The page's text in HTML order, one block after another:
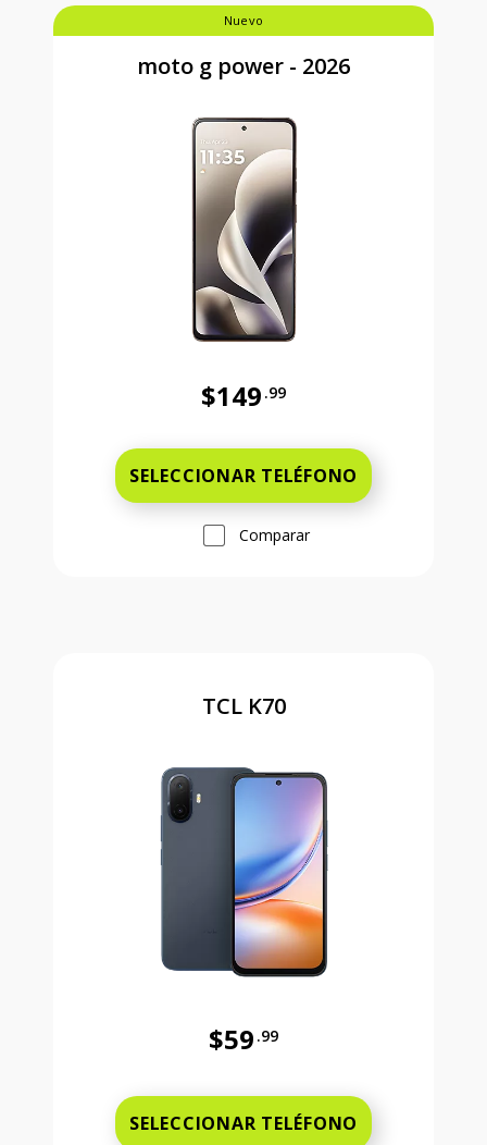
Nuevo
moto g power - 2026
$149 .99
SELECCIONAR TELÉFONO
Comparar
TCL K70
$59 .99
SELECCIONAR TELÉFONO